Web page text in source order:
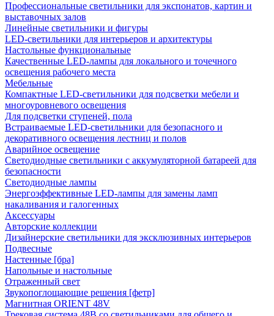
Профессиональные светильники для экспонатов, картин и
выставочных залов
Линейные светильники и фигуры
LED-светильники для интерьеров и архитектуры
Настольные функциональные
Качественные LED-лампы для локального и точечного
освещения рабочего места
Мебельные
Компактные LED-светильники для подсветки мебели и
многоуровневого освещения
Для подсветки ступеней, пола
Встраиваемые LED-светильники для безопасного и
декоративного освещения лестниц и полов
Аварийное освещение
Светодиодные светильники с аккумуляторной батареей для
безопасности
Светодиодные лампы
Энергоэффективные LED-лампы для замены ламп
накаливания и галогенных
Аксессуары
Авторские коллекции
Дизайнерские светильники для эксклюзивных интерьеров
Подвесные
Настенные [бра]
Напольные и настольные
Отраженный свет
Звукопоглощающие решения [фетр]
Магнитная ORIENT 48V